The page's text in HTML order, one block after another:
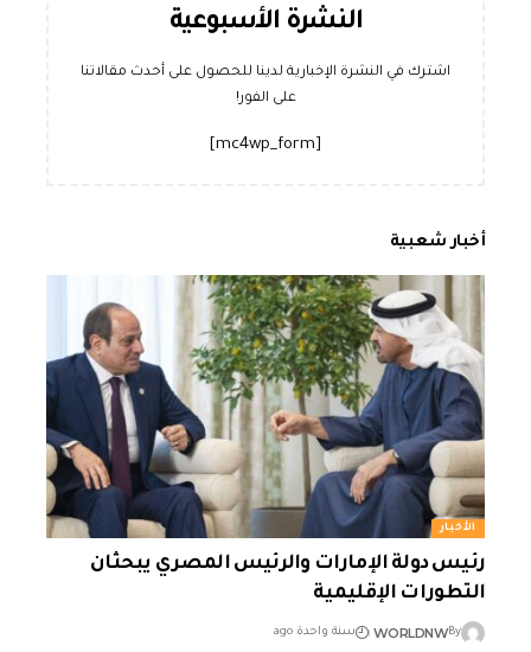
النشرة الأسبوعية
اشترك في النشرة الإخبارية لدينا للحصول على أحدث مقالاتنا
على الفور!
[mc4wp_form]
أخبار شعبية
الأخبار
رئيس دولة الإمارات والرئيس المصري يبحثان
التطورات الإقليمية
By
WORLDNW سنة واحدة ago